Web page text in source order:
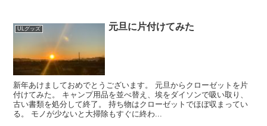
ULグッズ 元旦に片付けてみた
新年あけましておめでとうございます。 元旦からクローゼットを片
付けてみた。 キャンプ用品を並べ替え、埃をダイソンで吸い取り、
古い書類を処分して終了。 持ち物はクローゼットでほぼ収まってい
る。 モノが少ないと大掃除もすぐに終わ...